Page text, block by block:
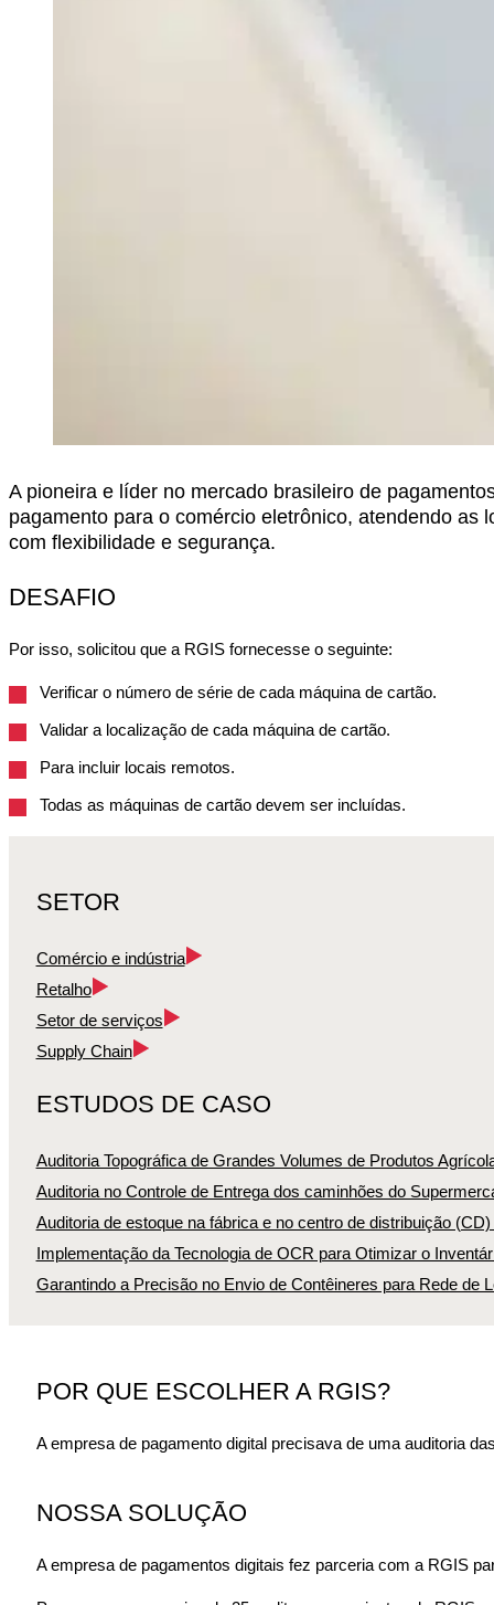
A pioneira e líder no mercado brasileiro de
pagamento para o comércio eletrônico, atendendo as
com flexibilidade e segurança.
DESAFIO
Por isso, solicitou que a RGIS fornecesse o seguinte:
Verificar o número de série de cada máquina de cartão.
Validar a localização de cada máquina de cartão.
Para incluir locais remotos.
Todas as máquinas de cartão devem ser incluídas.
SETOR
Comércio e indústria
Retalho
Setor de serviços
Supply Chain
ESTUDOS DE CASO
Auditoria Topográfica de Grandes Volumes de Produtos
Auditoria no Controle de Entrega dos caminhões do
Auditoria de estoque na fábrica e no centro de distribuição
Implementação da Tecnologia de OCR para Otimizar o
Garantindo a Precisão no Envio de Contêineres para Rede de
POR QUE ESCOLHER A RGIS?
A empresa de pagamento digital precisava de uma auditoria
NOSSA SOLUÇÃO
A empresa de pagamentos digitais fez parceria com a RGIS